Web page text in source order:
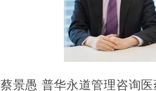
蔡景愚 普华永道管理咨询